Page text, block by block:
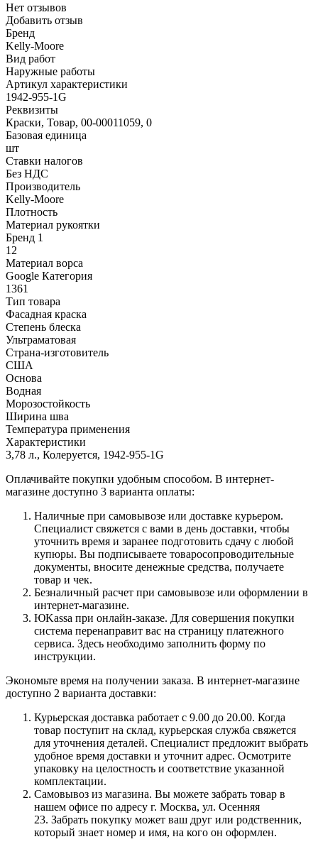
Нет отзывов
Добавить отзыв
Бренд
Kelly-Moore
Вид работ
Наружные работы
Артикул характеристики
1942-955-1G
Реквизиты
Краски, Товар, 00-00011059, 0
Базовая единица
шт
Ставки налогов
Без НДС
Производитель
Kelly-Moore
Плотность
Материал рукоятки
Бренд 1
12
Материал ворса
Google Категория
1361
Тип товара
Фасадная краска
Степень блеска
Ультраматовая
Страна-изготовитель
США
Основа
Водная
Морозостойкость
Ширина шва
Температура применения
Характеристики
3,78 л., Колеруется, 1942-955-1G
Оплачивайте покупки удобным способом. В интернет-
магазине доступно 3 варианта оплаты:
Наличные при самовывозе или доставке курьером.
Специалист свяжется с вами в день доставки, чтобы
уточнить время и заранее подготовить сдачу с любой
купюры. Вы подписываете товаросопроводительные
документы, вносите денежные средства, получаете
товар и чек.
Безналичный расчет при самовывозе или оформлении в
интернет-магазине.
ЮKassa при онлайн-заказе. Для совершения покупки
система перенаправит вас на страницу платежного
сервиса. Здесь необходимо заполнить форму по
инструкции.
Экономьте время на получении заказа. В интернет-магазине
доступно 2 варианта доставки:
Курьерская доставка работает с 9.00 до 20.00. Когда
товар поступит на склад, курьерская служба свяжется
для уточнения деталей. Специалист предложит выбрать
удобное время доставки и уточнит адрес. Осмотрите
упаковку на целостность и соответствие указанной
комплектации.
Самовывоз из магазина. Вы можете забрать товар в
нашем офисе по адресу г. Москва, ул. Осенняя
23. Забрать покупку может ваш друг или родственник,
который знает номер и имя, на кого он оформлен.